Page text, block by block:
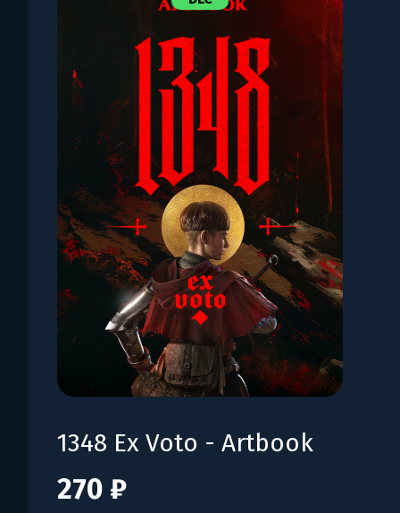
1348 Ex Voto - Artbook
270 ₽